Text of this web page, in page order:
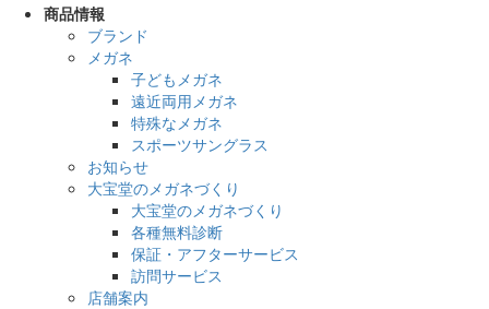
商品情報
ブランド
メガネ
子どもメガネ
遠近両用メガネ
特殊なメガネ
スポーツサングラス
お知らせ
大宝堂のメガネづくり
大宝堂のメガネづくり
各種無料診断
保証・アフターサービス
訪問サービス
店舗案内